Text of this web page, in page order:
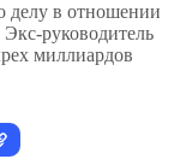
делу в отношении
руководитель
миллиардов